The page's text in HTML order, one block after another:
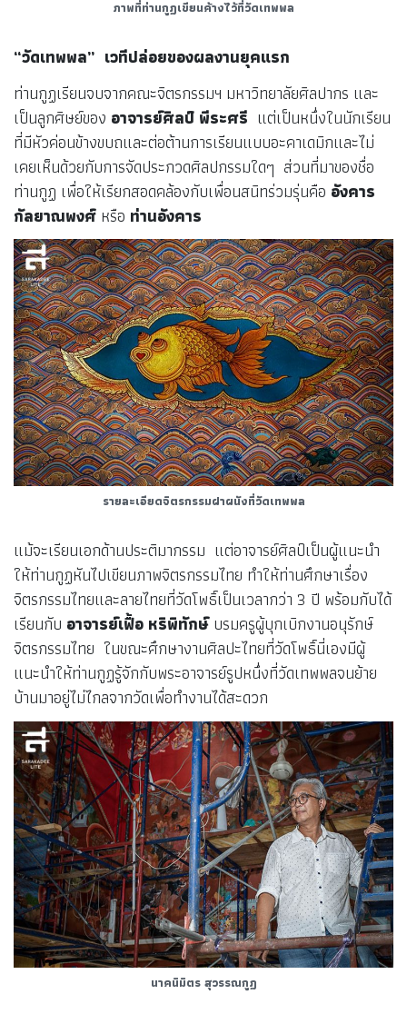
ภาพที่ท่านกูฏเขียนค้างไว้ที่วัดเทพพล
“วัดเทพพล” เวทีปล่อยของผลงานยุคแรก
ท่านกูฏเรียนจบจากคณะจิตรกรรมฯ มหาวิทยาลัยศิลปากร และ
เป็นลูกศิษย์ของ อาจารย์ศิลป์ พีระศรี แต่เป็นหนึ่งในนักเรียน
ที่มีหัวค่อนข้างขบถและต่อต้านการเรียนแบบอะคาเดมิกและไม่
เคยเห็นด้วยกับการจัดประกวดศิลปกรรมใดๆ ส่วนที่มาของชื่อ
ท่านกูฏ เพื่อให้เรียกสอดคล้องกับเพื่อนสนิทร่วมรุ่นคือ อังคาร
กัลยาณพงศ์ หรือ ท่านอังคาร
รายละเอียดจิตรกรรมฝาผนังที่วัดเทพพล
แม้จะเรียนเอกด้านประติมากรรม แต่อาจารย์ศิลป์เป็นผู้แนะนำ
ให้ท่านกูฏหันไปเขียนภาพจิตรกรรมไทย ทำให้ท่านศึกษาเรื่อง
จิตรกรรมไทยและลายไทยที่วัดโพธิ์เป็นเวลากว่า 3 ปี พร้อมกับได้
เรียนกับ อาจารย์เฟื้อ หริพิทักษ์บรมครูผู้บุกเบิกงานอนุรักษ์
จิตรกรรมไทย ในขณะศึกษางานศิลปะไทยที่วัดโพธิ์นี่เองมีผู้
แนะนำให้ท่านกูฏรู้จักกับพระอาจารย์รูปหนึ่งที่วัดเทพพลจนย้าย
บ้านมาอยู่ไม่ไกลจากวัดเพื่อทำงานได้สะดวก
นาคนิมิตร สุวรรณกูฏ